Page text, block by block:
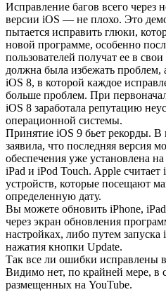
Исправление багов всего через
версии iOS — не плохо. Это
пытается исправить глюки,
новой программе, особенно
пользователей получат ее в
должна была избежать
iOS 8, в которой каждое
больше проблем. При
iOS 8 заработала репутацию
операционной системы.
Принятие iOS 9 бьет рекорды. В
заявила, что последняя версия
обеспечения уже установлена
iPad и iPod Touch. Apple считает
устройств, которые посещают
определенную дату.
Вы можете обновить iPhone,
через экран обновления
настройках, либо путем запуска
нажатия кнопки Update.
Так все ли ошибки исправлены
Видимо нет, по крайней мере, в
размещенных на YouTube.